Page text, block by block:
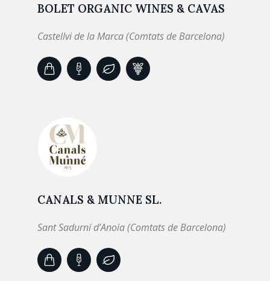
BOLET ORGANIC WINES & CAVAS
Castellvi de la Marca (Comtats de Barcelona)
CANALS & MUNNE SL.
Sant Sadurní d’Anoia (Comtats de Barcelona)